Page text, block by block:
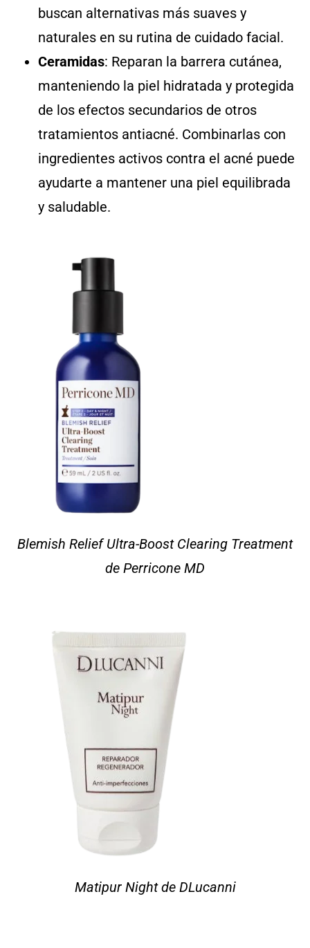
buscan alternativas más suaves y
naturales en su rutina de cuidado facial.
Ceramidas: Reparan la barrera cutánea,
manteniendo la piel hidratada y protegida
de los efectos secundarios de otros
tratamientos antiacné. Combinarlas con
ingredientes activos contra el acné puede
ayudarte a mantener una piel equilibrada
y saludable.
Blemish Relief Ultra-Boost Clearing Treatment
de Perricone MD
Matipur Night de DLucanni